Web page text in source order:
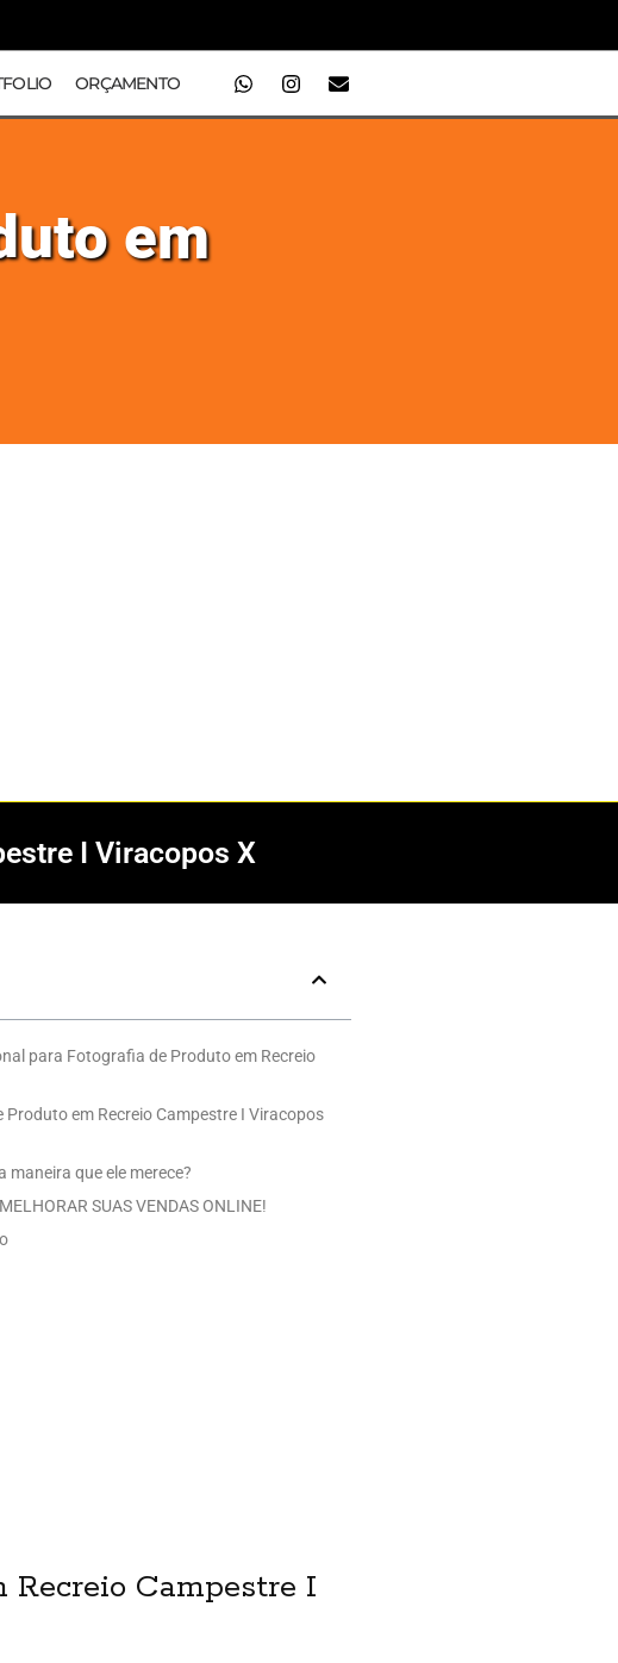
ORÇAMENTO
em
I Viracopos X
para Fotografia de Produto em Recreio
em Recreio Campestre I Viracopos
que ele merece?
SUAS VENDAS ONLINE!
Recreio Campestre I